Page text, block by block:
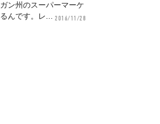
ン州のスーパーマーケ
んです。レ... 2016/11/28